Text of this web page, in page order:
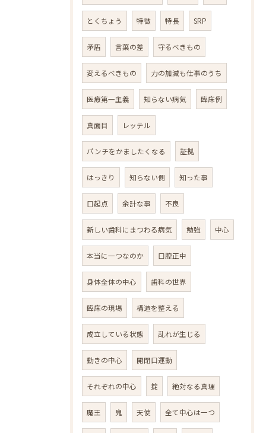
とくちょう 特徴 特長 SRP
矛盾 言葉の差 守るべきもの
変えるべきもの 力の加減も仕事のうち
医療第一主義 知らない病気 臨床例
真面目 レッテル
パンチをかましたくなる 証拠
はっきり 知らない側 知った事
口起点 余計な事 不良
新しい歯科にまつわる病気 勉強 中心
本当に一つなのか 口腔正中
身体全体の中心 歯科の世界
臨床の現場 構造を整える
成立している状態 乱れが生じる
動きの中心 開閉口運動
それぞれの中心 掟 絶対なる真理
魔王 鬼 天使 全て中心は一つ